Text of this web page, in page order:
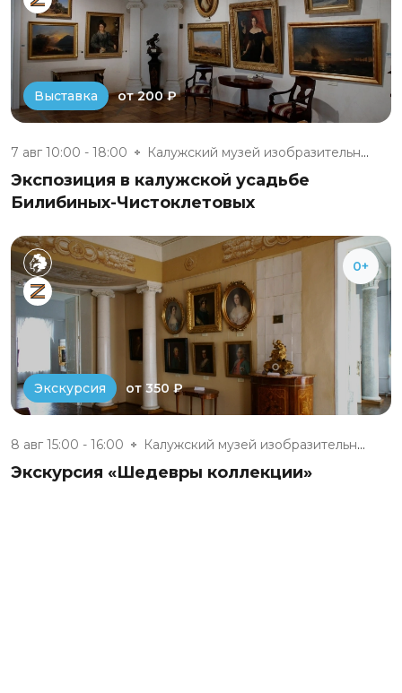
Выставка от 200 ₽
7 авг 10:00 - 18:00 Калужский музей изобразительны...
Экспозиция в калужской усадьбе
Билибиных-Чистоклетовых
0+
Экскурсия от 350 ₽
8 авг 15:00 - 16:00 Калужский музей изобразительны...
Экскурсия «Шедевры коллекции»